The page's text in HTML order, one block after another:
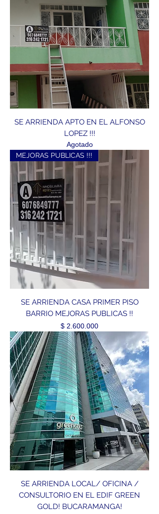
SE ARRIENDA APTO EN EL ALFONSO
LOPEZ !!!
Agotado
MEJORAS PUBLICAS !!!
SE ARRIENDA CASA PRIMER PISO
BARRIO MEJORAS PUBLICAS !!
Precio
$ 2.600.000
SE ARRIENDA LOCAL/ OFICINA /
CONSULTORIO EN EL EDIF GREEN
GOLD! BUCARAMANGA!